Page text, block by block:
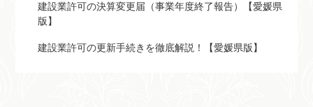
建設業許可の決算変更届（事業年度終了報告）【愛媛県
版】
建設業許可の更新手続きを徹底解説！【愛媛県版】